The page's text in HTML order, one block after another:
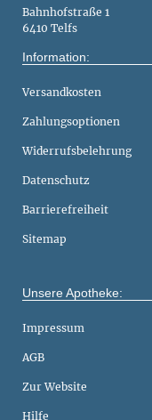
Bahnhofstraße 1
6410 Telfs
Information:
Versandkosten
Zahlungsoptionen
Widerrufsbelehrung
Datenschutz
Barrierefreiheit
Sitemap
Unsere Apotheke:
Impressum
AGB
Zur Website
Hilfe